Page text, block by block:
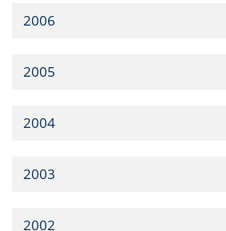
2006
2005
2004
2003
2002